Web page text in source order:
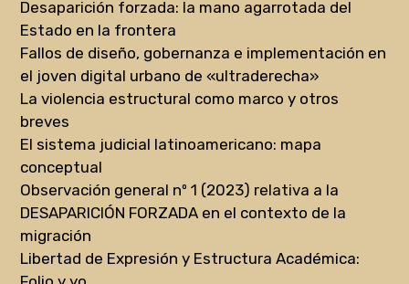
Desaparición forzada: la mano agarrotada del
Estado en la frontera
Fallos de diseño, gobernanza e implementación en
el joven digital urbano de «ultraderecha»
La violencia estructural como marco y otros
breves
El sistema judicial latinoamericano: mapa
conceptual
Observación general nº 1 (2023) relativa a la
DESAPARICIÓN FORZADA en el contexto de la
migración
Libertad de Expresión y Estructura Académica: